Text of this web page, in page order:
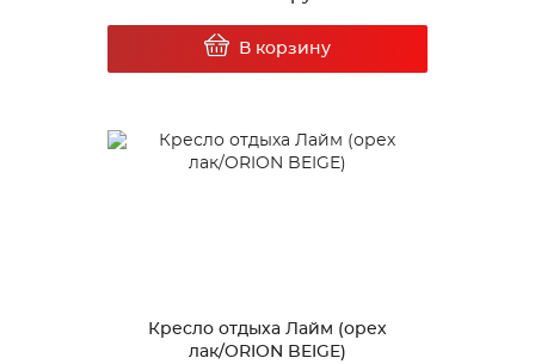
В корзину
Кресло отдыха Лайм (орех
лак/ORION BEIGE)